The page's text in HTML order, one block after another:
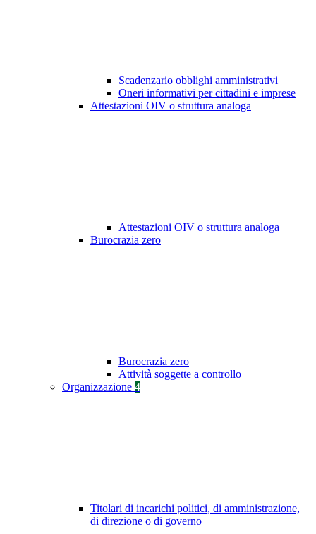
Scadenzario obblighi amministrativi
Oneri informativi per cittadini e imprese
Attestazioni OIV o struttura analoga
Attestazioni OIV o struttura analoga
Burocrazia zero
Burocrazia zero
Attività soggette a controllo
Organizzazione 4
Titolari di incarichi politici, di amministrazione,
di direzione o di governo